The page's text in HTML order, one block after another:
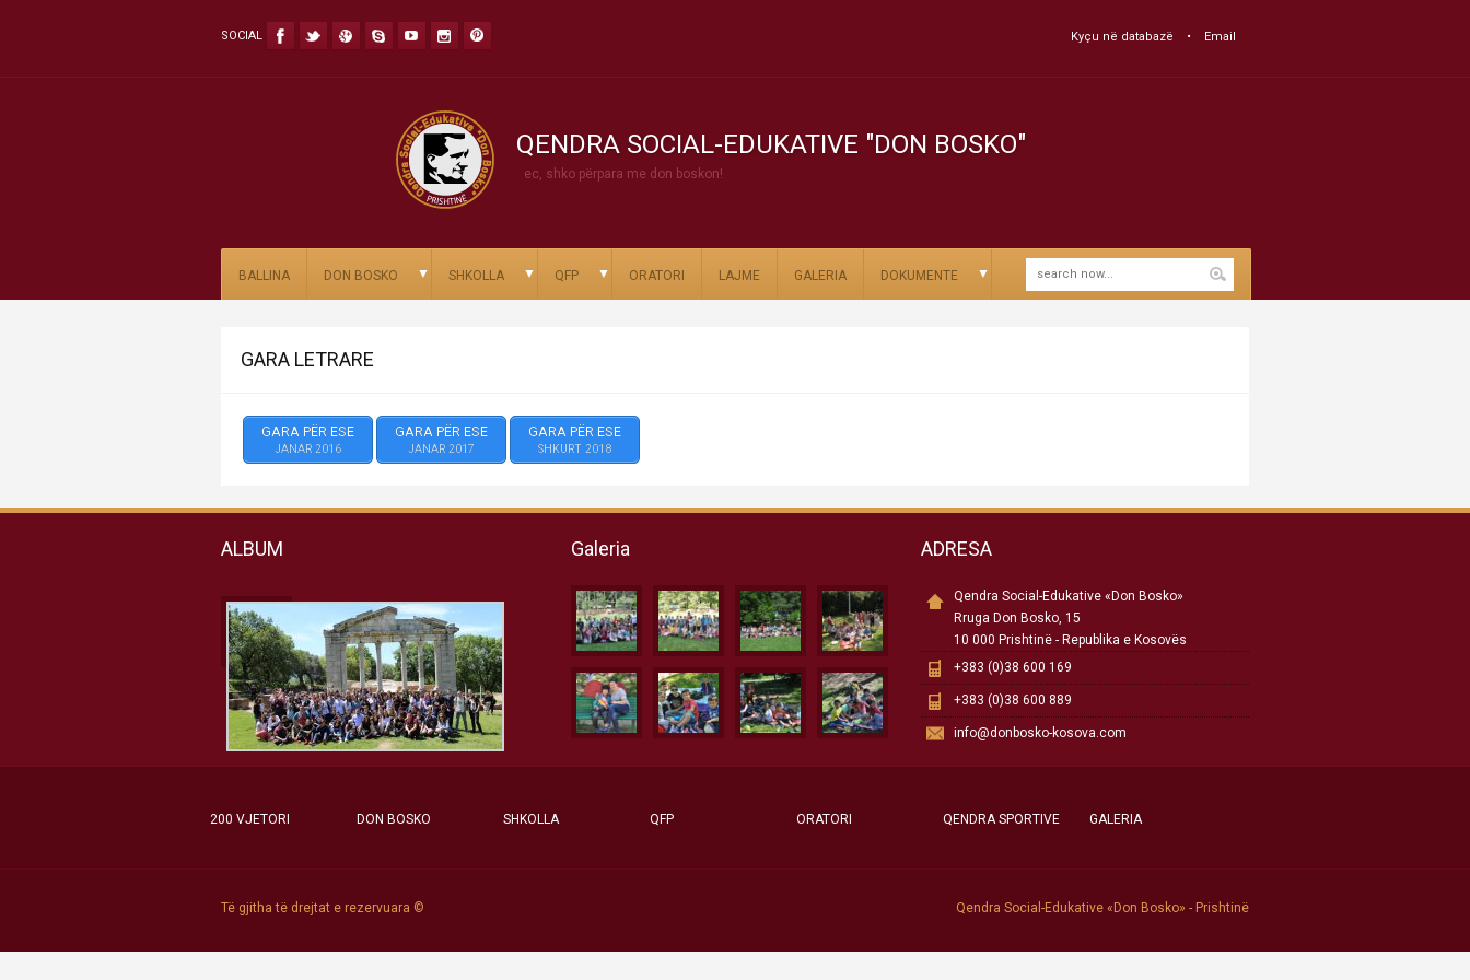
SOCIAL Kyçu në databazë Email
QENDRA SOCIAL-EDUKATIVE "DON BOSKO"
ec, shko përpara me don boskon!
BALLINA DON BOSKO ▼ SHKOLLA ▼ QFP ▼ ORATORI LAJME GALERIA DOKUMENTE ▼
GARA LETRARE
GARA PËR ESE
JANAR 2016
GARA PËR ESE
JANAR 2017
GARA PËR ESE
SHKURT 2018
ALBUM Galeria ADRESA
Qendra Social-Edukative «Don Bosko»
Rruga Don Bosko, 15
10 000 Prishtinë - Republika e Kosovës
+383 (0)38 600 169
+383 (0)38 600 889
info@donbosko-kosova.com
200 VJETORI DON BOSKO SHKOLLA QFP ORATORI QENDRA SPORTIVE GALERIA
Të gjitha të drejtat e rezervuara © Qendra Social-Edukative «Don Bosko» - Prishtinë